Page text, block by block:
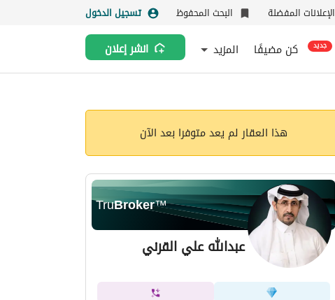
الإعلانات المفضلة البحث المحفوظ تسجيل الدخول
جديد كن مضيفًا المزيد انشر إعلان
هذا العقار لم يعد متوفرا بعد الآن
TruBroker™
عبدالله علي القرني